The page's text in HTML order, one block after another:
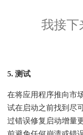
我接下
5. 测试
在将应用程序推向市
试在启动之前找到尽
过错误修复启动增量